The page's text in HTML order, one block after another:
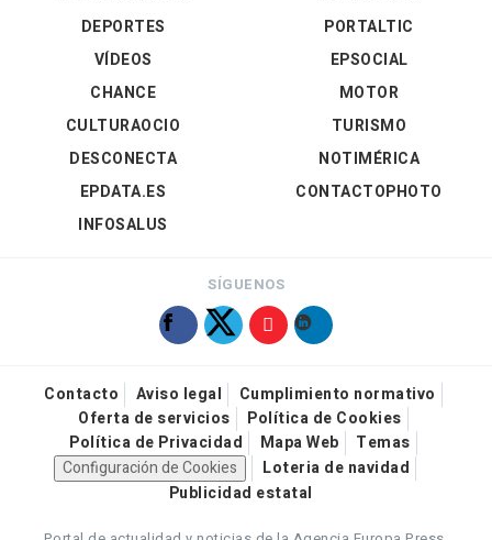
DEPORTES
VÍDEOS
PORTALTIC
EPSOCIAL
CHANCE
CULTURAOCIO
DESCONECTA
EPDATA.ES
INFOSALUS
MOTOR
TURISMO
NOTIMÉRICA
CONTACTOPHOTO
SÍGUENOS
Contacto Aviso legal
Cumplimiento normativo
Oferta de servicios
Política de Cookies
Política de Privacidad
Mapa Web
Temas
Configuración de Cookies
Loteria de navidad
Publicidad estatal